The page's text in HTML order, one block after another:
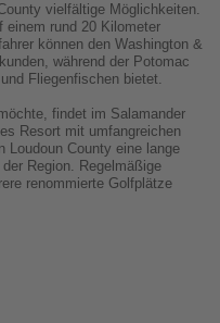
vielfältige Möglichkeiten.
einem rund 20 Kilometer
können den Washington &
während der Potomac
Fliegenfischen bietet.
findet im Salamander
Resort mit umfangreichen
Loudoun County eine lange
Region. Regelmäßige
renommierte Golfplätze